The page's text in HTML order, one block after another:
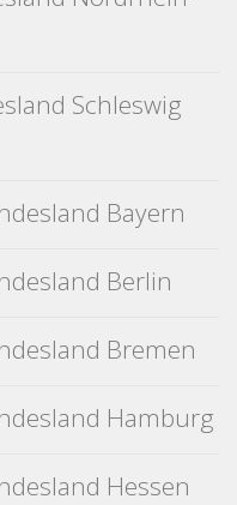
Schleswig
Bayern
Berlin
Bremen
Hamburg
Hessen